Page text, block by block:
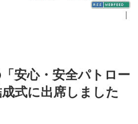
安心・安全パトロー
式に出席しました